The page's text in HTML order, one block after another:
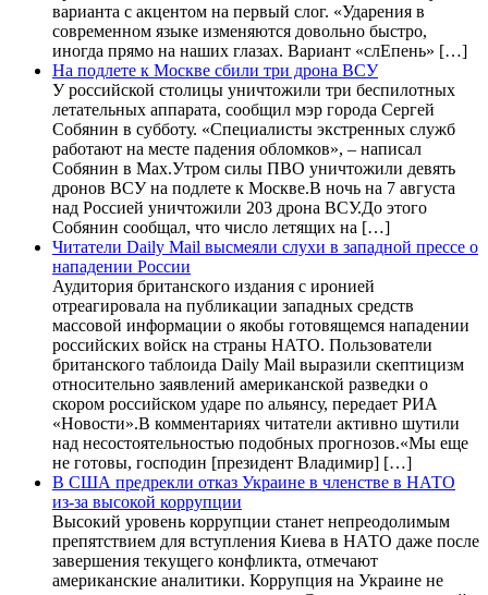
варианта с акцентом на первый слог. «Ударения в
современном языке изменяются довольно быстро,
иногда прямо на наших глазах. Вариант «слЕпень» […]
На подлете к Москве сбили три дрона ВСУ
У российской столицы уничтожили три беспилотных
летательных аппарата, сообщил мэр города Сергей
Собянин в субботу. «Специалисты экстренных служб
работают на месте падения обломков», – написал
Собянин в Max.Утром силы ПВО уничтожили девять
дронов ВСУ на подлете к Москве.В ночь на 7 августа
над Россией уничтожили 203 дрона ВСУ.До этого
Собянин сообщал, что число летящих на […]
Читатели Daily Mail высмеяли слухи в западной прессе о
нападении России
Аудитория британского издания с иронией
отреагировала на публикации западных средств
массовой информации о якобы готовящемся нападении
российских войск на страны НАТО. Пользователи
британского таблоида Daily Mail выразили скептицизм
относительно заявлений американской разведки о
скором российском ударе по альянсу, передает РИА
«Новости».В комментариях читатели активно шутили
над несостоятельностью подобных прогнозов.«Мы еще
не готовы, господин [президент Владимир] […]
В США предрекли отказ Украине в членстве в НАТО
из-за высокой коррупции
Высокий уровень коррупции станет непреодолимым
препятствием для вступления Киева в НАТО даже после
завершения текущего конфликта, отмечают
американские аналитики. Коррупция на Украине не